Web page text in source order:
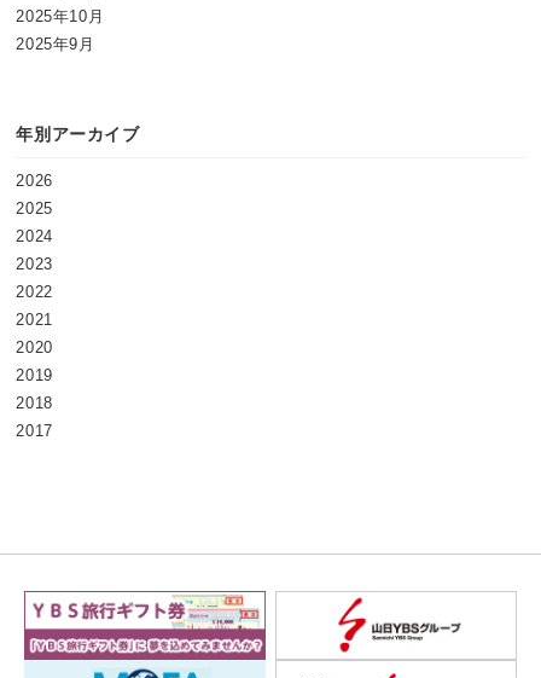
2025年10月
2025年9月
年別アーカイブ
2026
2025
2024
2023
2022
2021
2020
2019
2018
2017